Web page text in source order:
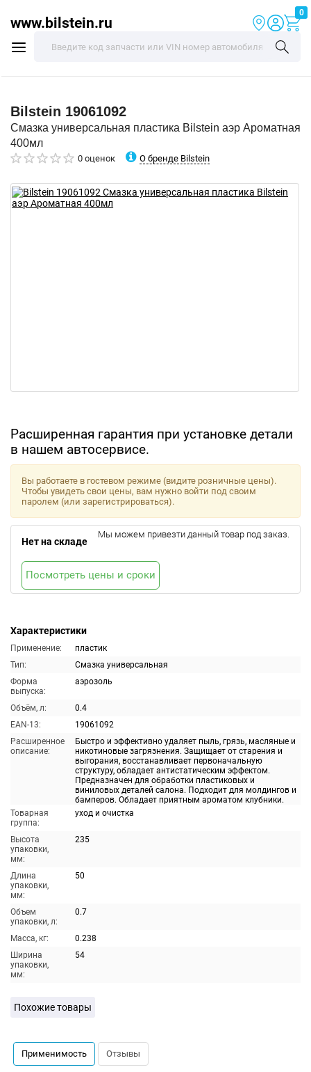
www.bilstein.ru
0
Bilstein 19061092
Смазка универсальная пластика Bilstein аэр Ароматная
400мл
0 оценок О бренде Bilstein
Расширенная гарантия при установке детали
в нашем автосервисе.
Характеристики
Применение:
пластик
Тип:
Смазка универсальная
Форма
выпуска:
аэрозоль
Объём, л:
0.4
EAN-13:
19061092
Расширенное
описание:
Быстро и эффективно удаляет пыль, грязь, масляные и
никотиновые загрязнения. Защищает от старения и
выгорания, восстанавливает первоначальную
структуру, обладает антистатическим эффектом.
Предназначен для обработки пластиковых и
виниловых деталей салона. Подходит для молдингов и
бамперов. Обладает приятным ароматом клубники.
Товарная
группа:
уход и очистка
Высота
упаковки,
мм:
235
Длина
упаковки,
мм:
50
Объем
упаковки, л:
0.7
Масса, кг:
0.238
Ширина
упаковки,
мм:
54
Вы работаете в гостевом режиме (видите розничные цены).
Чтобы увидеть свои цены, вам нужно войти под своим
паролем (или зарегистрироваться).
Нет на складе
Мы можем привезти данный товар под заказ.
Посмотреть цены и сроки
Похожие товары
Применимость Отзывы